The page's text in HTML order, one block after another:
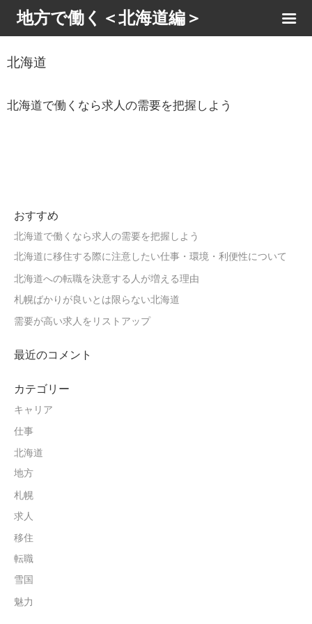
地方で働く＜北海道編＞
北海道
北海道で働くなら求人の需要を把握しよう
おすすめ
北海道で働くなら求人の需要を把握しよう
北海道に移住する際に注意したい仕事・環境・利便性について
北海道への転職を決意する人が増える理由
札幌ばかりが良いとは限らない北海道
需要が高い求人をリストアップ
最近のコメント
カテゴリー
キャリア
仕事
北海道
地方
札幌
求人
移住
転職
雪国
魅力